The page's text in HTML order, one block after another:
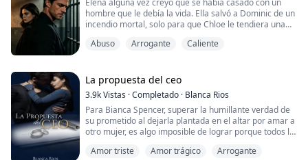
ma...
Elena alguna vez creyó que se había casado con un
hombre que le debía la vida. Ella salvó a Dominic de un
incendio mortal, solo para que Chloe le tendiera una
terminó en muerte, robándole su identidad como la
Mujeres de Blackstone, donde soportó tor...
Abuso Arrogante Caliente
La propuesta del ceo
3.9kVistas ·Completado · Blanca Rios
Para Bianca Spencer, superar la humillante verdad de
su prometido al dejarla plantada en el altar por amar a
otro mujer, es algo imposible de lograr porque todos la
estudios tuvo que buscar un empleo para ayudar a su
Amor triste Amor trágico Arrogante